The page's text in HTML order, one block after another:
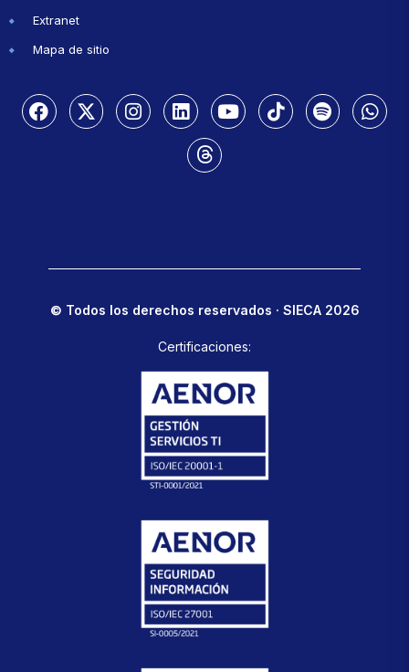
Extranet
Mapa de sitio
© Todos los derechos reservados · SIECA 2026
Certificaciones: